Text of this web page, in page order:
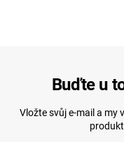
Buďte u
Vložte svůj e-mail a my